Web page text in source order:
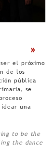
el próximo
de los
pública
se
idear una
to be the
the dance
>